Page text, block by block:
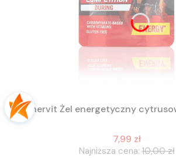
Enervit Żel energetyczny
7,99 zł
Najniższa cena: 10,00 zł